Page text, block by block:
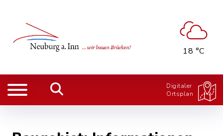
18 °C
Digitaler
Ortsplan